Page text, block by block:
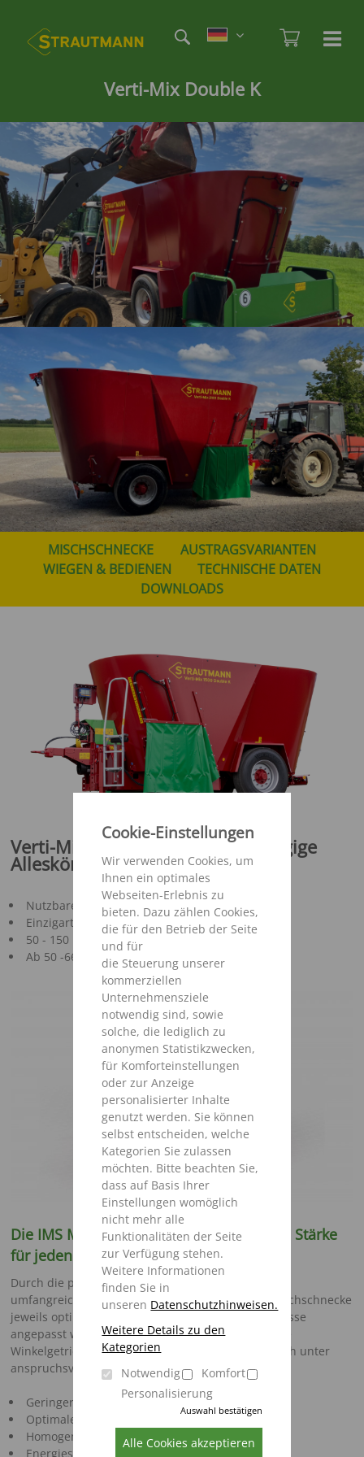
Cookie-Einstellungen
Wir verwenden Cookies, um
Ihnen ein optimales
Webseiten-Erlebnis zu
bieten. Dazu zählen Cookies,
die für den Betrieb der Seite
und für
die Steuerung unserer
kommerziellen
Unternehmensziele
notwendig sind, sowie
solche, die lediglich zu
anonymen Statistikzwecken,
für Komforteinstellungen
oder zur Anzeige
personalisierter Inhalte
genutzt werden. Sie können
selbst entscheiden, welche
Kategorien Sie zulassen
möchten. Bitte beachten Sie,
dass auf Basis Ihrer
Einstellungen womöglich
nicht mehr alle
Funktionalitäten der Seite
zur Verfügung stehen.
Weitere Informationen
finden Sie in
unseren Datenschutzhinweisen.
Weitere Details zu den
Kategorien
Notwendig
Komfort
Personalisierung
Auswahl bestätigen
Alle Cookies akzeptieren
Inhalt
Verti-Mix Double K
MISCHSCHNECKE
AUSTRAGSVARIANTEN
WIEGEN & BEDIENEN
TECHNISCHE DATEN
DOWNLOADS
Verti-Mix Double K - Der leichtzügige
Alleskönner
Nutzbares Mischvolumen 13 - 21 m³
Einzigartige Behälterform für niedrige Bauweise
50 - 150 Kühe je Behälterfüllung
Ab 50 -66 PS Leistungsbedarf (37 - 49 kW)
Die IMS Mischschnecke – Variabilität und Stärke
für jeden Zweck
Durch die patentierte Messerverstellung und eine
umfangreiche Zusatzausstattung kann die IMS-Mischschnecke
jeweils optimal auf Ihre speziellen Einsatzverhältnisse
angepasst werden. Das robuste und wartungsarme
Winkelgetriebe sorgt für eine lange Haltbarkeit auch unter
anspruchsvollen Bedingungen.
Geringerer Leistungsbedarf
Optimale Futterstruktur
Homogene Vermischung
Energiesparende, kurze Mischzeiten